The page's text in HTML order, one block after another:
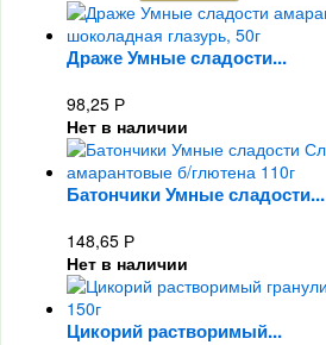
Драже Умные сладости...
98,25 Р
Нет в наличии
Батончики Умные сладости...
148,65 Р
Нет в наличии
Цикорий растворимый...